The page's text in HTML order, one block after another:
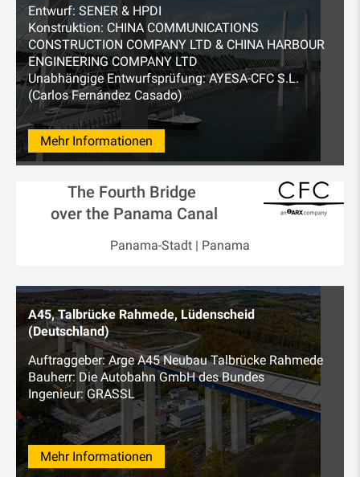
Entwurf: SENER & HPDI
Konstruktion: CHINA COMMUNICATIONS
CONSTRUCTION COMPANY LTD & CHINA HARBOUR
ENGINEERING COMPANY LTD
Unabhängige Entwurfsprüfung: AYESA-CFC S.L.
(Carlos Fernández Casado)
Mehr Informationen
The Fourth Bridge
over the Panama Canal
Panama-Stadt | Panama
A45, Talbrücke Rahmede, Lüdenscheid
(Deutschland)
Auftraggeber: Arge A45 Neubau Talbrücke Rahmede
Bauherr: Die Autobahn GmbH des Bundes
Ingenieur: GRASSL
Mehr Informationen